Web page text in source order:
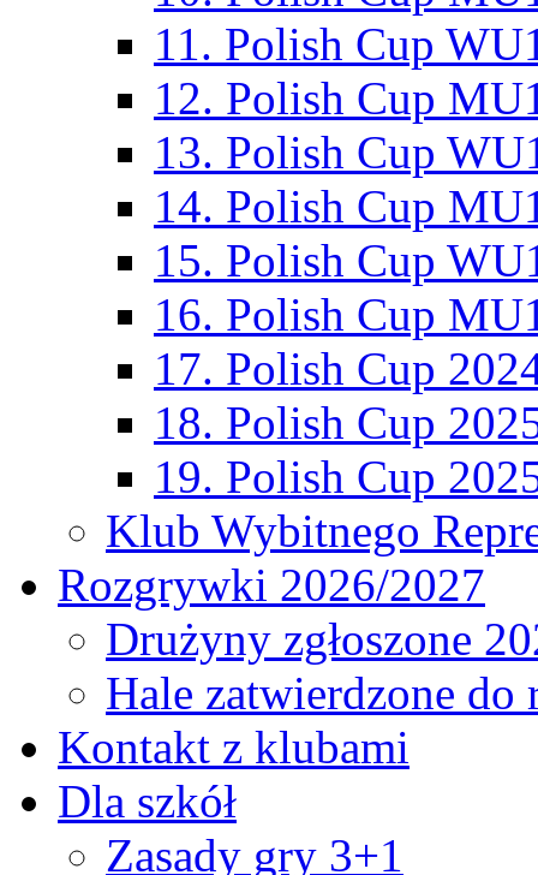
11. Polish Cup
12. Polish Cup
13. Polish Cup
14. Polish Cup
15. Polish Cup
16. Polish Cup
17. Polish Cup
18. Polish Cup
19. Polish Cup
Klub Wybitnego
Rozgrywki 2026/2027
Drużyny zgłoszone
Hale zatwierdzone
Kontakt z klubami
Dla szkół
Zasady gry 3+1